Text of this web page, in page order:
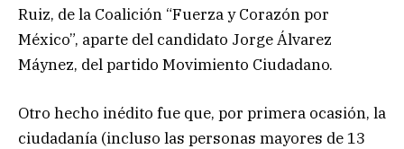
Ruiz, de la Coalición “Fuerza y Corazón por
México”, aparte del candidato Jorge Álvarez
Máynez, del partido Movimiento Ciudadano.
Otro hecho inédito fue que, por primera ocasión, la
ciudadanía (incluso las personas mayores de 13